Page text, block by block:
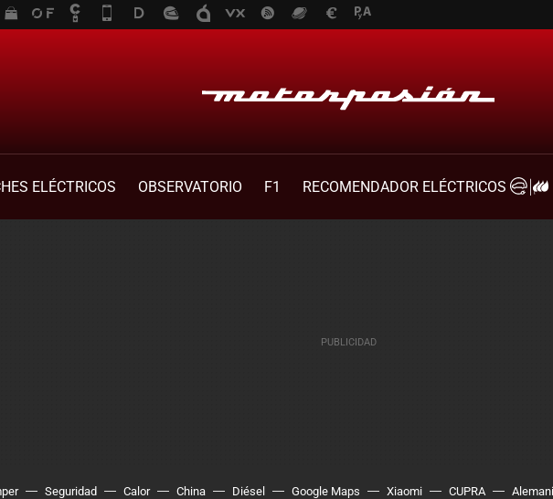
ELÉCTRICOS OBSERVATORIO F1
RECOMENDADOR ELÉCTRICOS
Seguridad Calor China Diésel Google Maps Xiaomi CUPRA